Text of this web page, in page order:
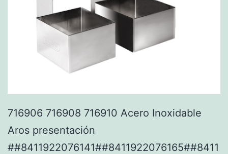
716906 716908 716910 Acero Inoxidable
Aros presentación
##8411922076141##8411922076165##8411